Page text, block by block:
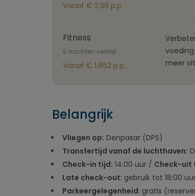
Vanaf € 2.911 p.p.
Fitness
5 nachten verblijf
Vanaf € 1.862 p.p.
meer
Belangrijk
Vliegen op: Denpasar (DPS)
Transfertijd vanaf de luchthaven:
Check-in tijd: 14:00 uur / Check-uit
Late check-out: gebruik tot 18:00
Parkeergelegenheid: gratis